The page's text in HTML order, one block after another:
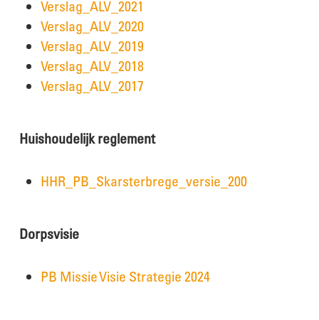
Verslag_ALV_2021
Verslag_ALV_2020
Verslag_ALV_2019
Verslag_ALV_2018
Verslag_ALV_2017
Huishoudelijk reglement
HHR_PB_Skarsterbrege_versie_200
Dorpsvisie
PB Missie Visie Strategie 2024